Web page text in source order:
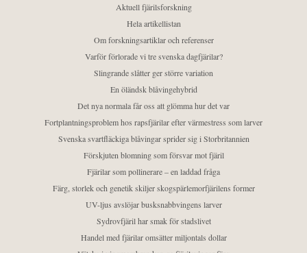
Aktuell fjärilsforskning
Hela artikellistan
Om forskningsartiklar och referenser
Varför förlorade vi tre svenska dagfjärilar?
Slingrande slåtter ger större variation
En öländsk blåvingehybrid
Det nya normala får oss att glömma hur det var
Fortplantningsproblem hos rapsfjärilar efter värmestress som larver
Svenska svartfläckiga blåvingar sprider sig i Storbritannien
Förskjuten blomning som försvar mot fjäril
Fjärilar som pollinerare – en laddad fråga
Färg, storlek och genetik skiljer skogspärlemorfjärilens former
UV-ljus avslöjar busksnabbvingens larver
Sydrovfjäril har smak för stadslivet
Handel med fjärilar omsätter miljontals dollar